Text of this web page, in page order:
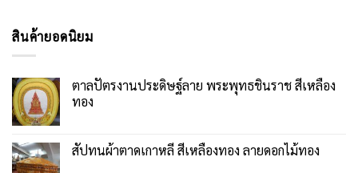
สินค้ายอดนิยม
ตาลปัตรงานประดิษฐ์ลาย พระพุทธชินราช สีเหลือง
ทอง
สัปทนผ้าตาดเกาหลี สีเหลืองทอง ลายดอกไม้ทอง